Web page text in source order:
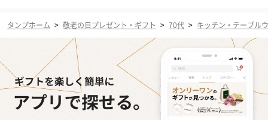
タンプホーム > 敬老の日プレゼント・ギフト > 70代 > キッチン・テーブル